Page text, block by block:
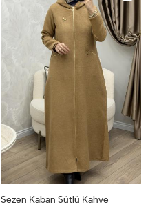
Sezen Kaban Sütlü Kahve